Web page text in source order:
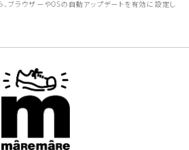
、ブラウザーやOSの自動アップデートを有効に設定し